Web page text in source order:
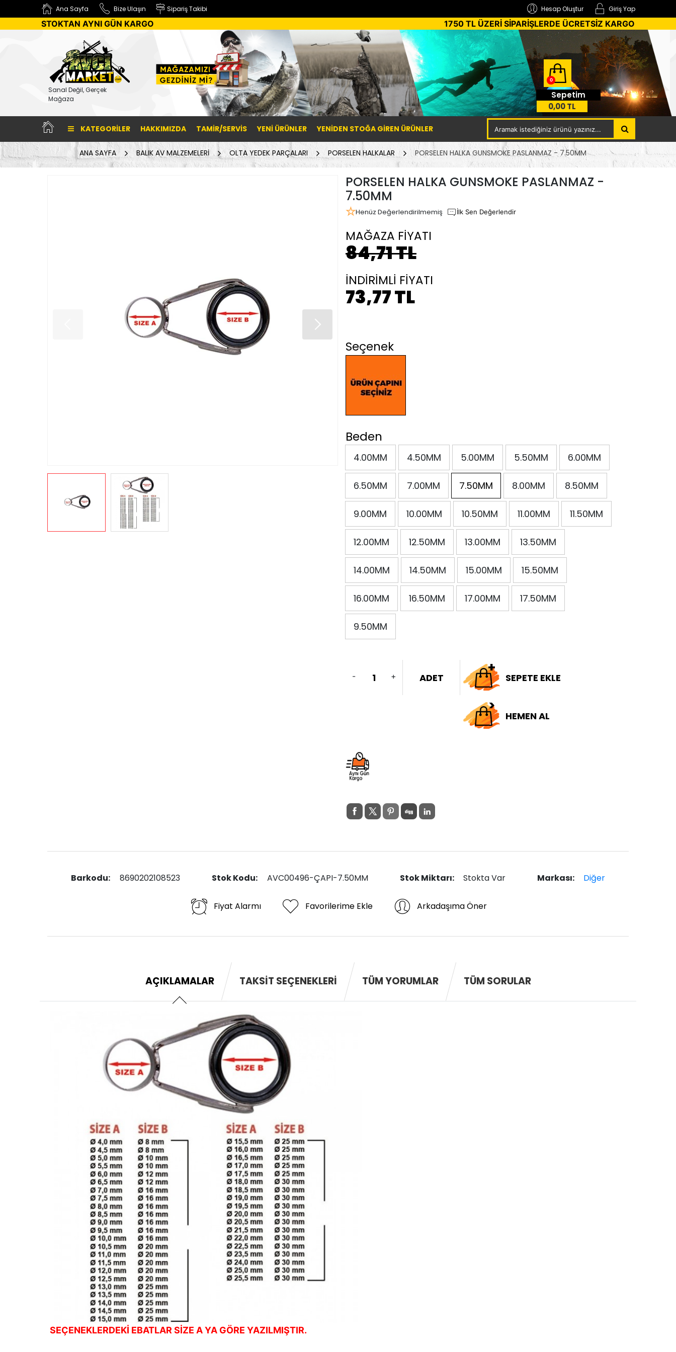
Ana Sayfa Bize Ulaşın Sipariş Takibi Giriş Yap
Hesap Oluştur
STOKTAN AYNI GÜN KARGO 1750 TL ÜZERİ SİPARİŞLERDE ÜCRETSİZ KARGO
Sanal Değil, Gerçek
Mağaza
0
Sepetim
0,00 TL
KATEGORILER HAKKIMIZDA TAMİR/SERVİS YENI ÜRÜNLER YENIDEN STOĞA GIREN ÜRÜNLER
ANA SAYFA BALIK AV MALZEMELERİ OLTA YEDEK PARÇALARI PORSELEN HALKALAR PORSELEN HALKA GUNSMOKE PASLANMAZ - 7.50MM
PORSELEN HALKA GUNSMOKE PASLANMAZ -
7.50MM
Henüz Değerlendirilmemiş İlk Sen Değerlendir
MAĞAZA FİYATI
84,71 TL
İNDİRİMLİ FİYATI
73,77 TL
Seçenek
Beden
4.00MM 4.50MM 5.00MM 5.50MM 6.00MM
6.50MM 7.00MM 7.50MM 8.00MM 8.50MM
9.00MM 10.00MM 10.50MM 11.00MM 11.50MM
12.00MM 12.50MM 13.00MM 13.50MM
14.00MM 14.50MM 15.00MM 15.50MM
16.00MM 16.50MM 17.00MM 17.50MM
9.50MM
- + ADET SEPETE EKLE
HEMEN AL
Barkodu: 8690202108523 Stok Kodu: AVC00496-ÇAPI-7.50MM Stok Miktarı: Stokta Var Markası: Diğer
Fiyat Alarmı Favorilerime Ekle Arkadaşıma Öner
AÇIKLAMALAR TAKSIT SEÇENEKLERI TÜM YORUMLAR TÜM SORULAR
SEÇENEKLERDEKİ EBATLAR SİZE A YA GÖRE YAZILMIŞTIR.